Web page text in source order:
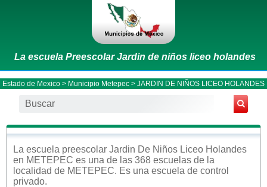
La escuela Preescolar Jardin de niños liceo holandes
Estado de Mexico > Municipio Metepec > JARDIN DE NIÑOS LICEO HOLANDES
La escuela preescolar Jardin De Niños Liceo Holandes
en METEPEC es una de las 368 escuelas de la
localidad de METEPEC. Es una escuela de control
privado.